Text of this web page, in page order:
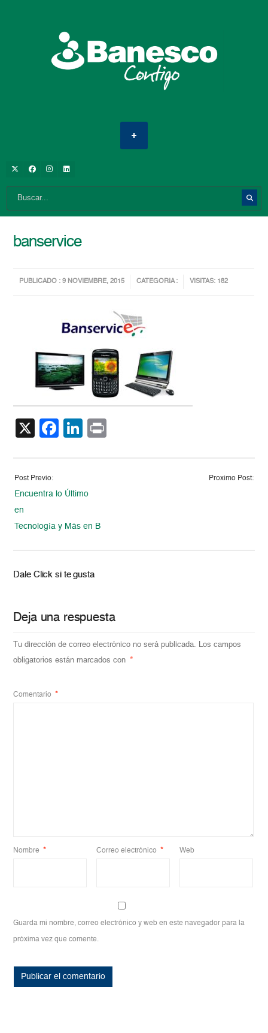
banservice
PUBLICADO : 9 NOVIEMBRE, 2015 CATEGORIA : VISITAS: 182
X Facebook
LinkedIn
Post Previo:
Encuentra lo Último
en
Tecnología y Más en Banservice
Proximo Post:
Dale Click si te gusta
Deja una respuesta
Tu dirección de correo electrónico no será publicada. Los campos
obligatorios están marcados con
*
Comentario *
Nombre * Correo electrónico * Web
Guarda mi nombre, correo electrónico y web en este navegador para la
próxima vez que comente.